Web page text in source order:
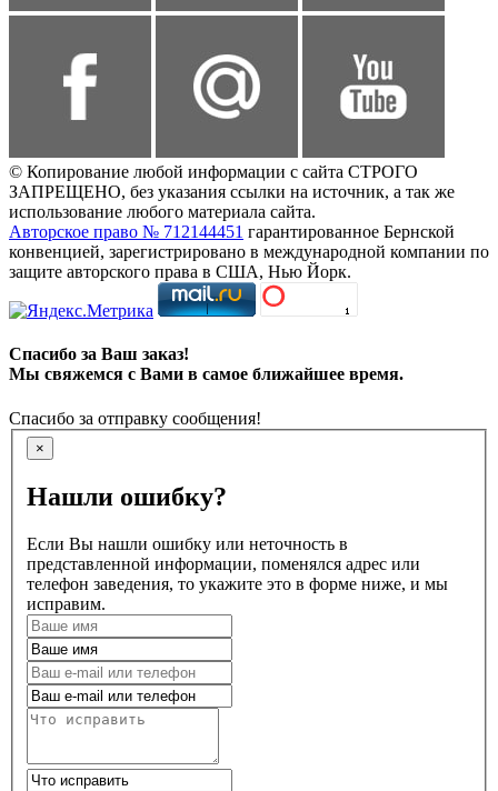
© Копирование любой информации с сайта СТРОГО
ЗАПРЕЩЕНО, без указания ссылки на источник, а так же
использование любого материала сайта.
Авторское право № 712144451 гарантированное Бернской
конвенцией, зарегистрировано в международной компании по
защите авторского права в США, Нью Йорк.
Спасибо за Ваш заказ!
Мы свяжемся с Вами в самое ближайшее время.
Спасибо за отправку сообщения!
×
Нашли ошибку?
Если Вы нашли ошибку или неточность в
представленной информации, поменялся адрес или
телефон заведения, то укажите это в форме ниже, и мы
исправим.